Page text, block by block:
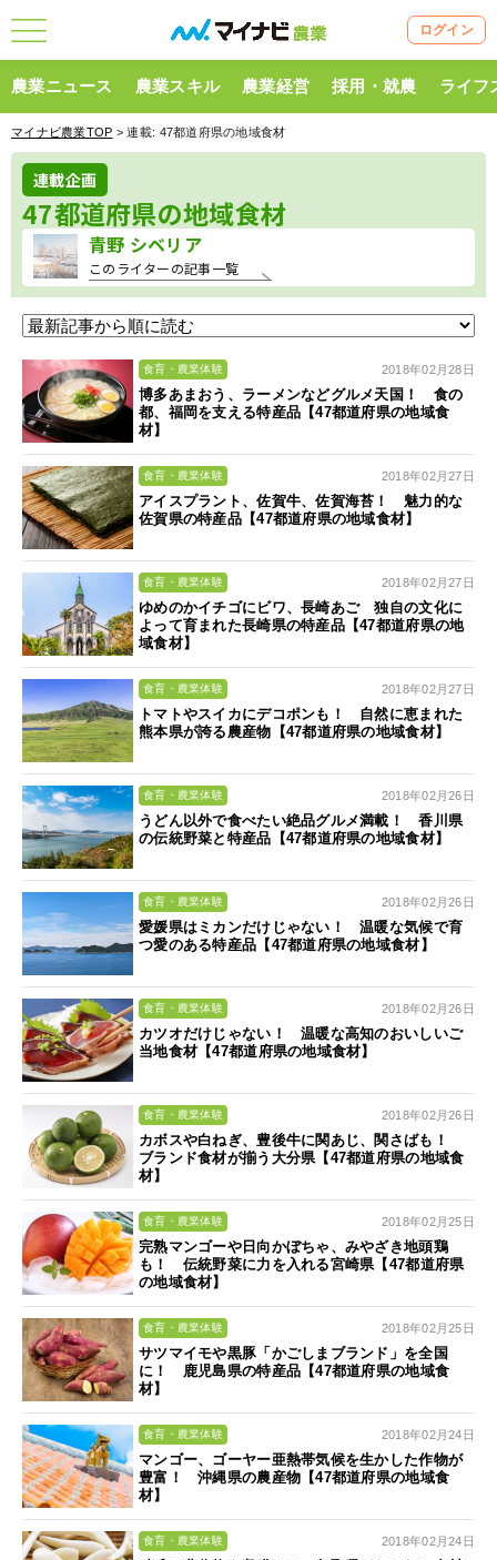
ログイン
農業ニュース 農業スキル 農業経営 採用・就農 ライフ
マイナビ農業TOP > 連載: 47都道府県の地域食材
連載企画
47都道府県の地域食材
青野 シベリア
このライターの記事一覧
食育・農業体験 2018年02月28日
博多あまおう、ラーメンなどグルメ天国！ 食の
都、福岡を支える特産品【47都道府県の地域食
材】
食育・農業体験 2018年02月27日
アイスプラント、佐賀牛、佐賀海苔！ 魅力的な
佐賀県の特産品【47都道府県の地域食材】
食育・農業体験 2018年02月27日
ゆめのかイチゴにビワ、長崎あご 独自の文化に
よって育まれた長崎県の特産品【47都道府県の地
域食材】
食育・農業体験 2018年02月27日
トマトやスイカにデコポンも！ 自然に恵まれた
熊本県が誇る農産物【47都道府県の地域食材】
食育・農業体験 2018年02月26日
うどん以外で食べたい絶品グルメ満載！ 香川県
の伝統野菜と特産品【47都道府県の地域食材】
食育・農業体験 2018年02月26日
愛媛県はミカンだけじゃない！ 温暖な気候で育
つ愛のある特産品【47都道府県の地域食材】
食育・農業体験 2018年02月26日
カツオだけじゃない！ 温暖な高知のおいしいご
当地食材【47都道府県の地域食材】
食育・農業体験 2018年02月26日
カボスや白ねぎ、豊後牛に関あじ、関さばも！
ブランド食材が揃う大分県【47都道府県の地域食
材】
食育・農業体験 2018年02月25日
完熟マンゴーや日向かぼちゃ、みやざき地頭鶏
も！ 伝統野菜に力を入れる宮崎県【47都道府県
の地域食材】
食育・農業体験 2018年02月25日
サツマイモや黒豚「かごしまブランド」を全国
に！ 鹿児島県の特産品【47都道府県の地域食
材】
食育・農業体験 2018年02月24日
マンゴー、ゴーヤー亜熱帯気候を生かした作物が
豊富！ 沖縄県の農産物【47都道府県の地域食
材】
食育・農業体験 2018年02月24日